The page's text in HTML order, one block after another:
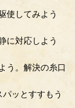
使してみよう
に対応しよう
う。解決の糸口
ッとすすもう